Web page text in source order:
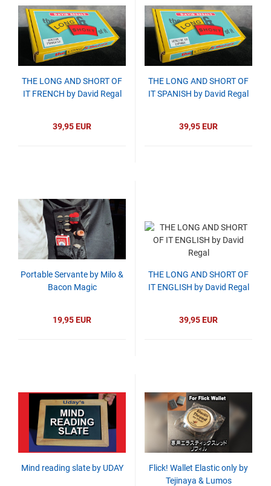
THE LONG AND SHORT OF
IT FRENCH by David Regal
39,95 EUR
THE LONG AND SHORT OF
IT SPANISH by David Regal
39,95 EUR
Portable Servante by Milo &
Bacon Magic
19,95 EUR
THE LONG AND SHORT OF
IT ENGLISH by David Regal
39,95 EUR
Mind reading slate by UDAY
Flick! Wallet Elastic only by
Tejinaya & Lumos